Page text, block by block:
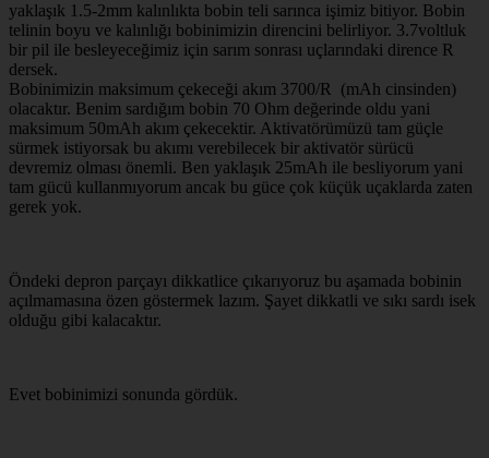
yaklaşık 1.5-2mm kalınlıkta bobin teli sarınca işimiz bitiyor. Bobin
telinin boyu ve kalınlığı bobinimizin direncini belirliyor. 3.7voltluk
bir pil ile besleyeceğimiz için sarım sonrası uçlarındaki dirence R
dersek.
Bobinimizin maksimum çekeceği akım 3700/R (mAh cinsinden)
olacaktır. Benim sardığım bobin 70 Ohm değerinde oldu yani
maksimum 50mAh akım çekecektir. Aktivatörümüzü tam güçle
sürmek istiyorsak bu akımı verebilecek bir aktivatör sürücü
devremiz olması önemli. Ben yaklaşık 25mAh ile besliyorum yani
tam gücü kullanmıyorum ancak bu güce çok küçük uçaklarda zaten
gerek yok.
Öndeki depron parçayı dikkatlice çıkarıyoruz bu aşamada bobinin
açılmamasına özen göstermek lazım. Şayet dikkatli ve sıkı sardı isek
olduğu gibi kalacaktır.
Evet bobinimizi sonunda gördük.